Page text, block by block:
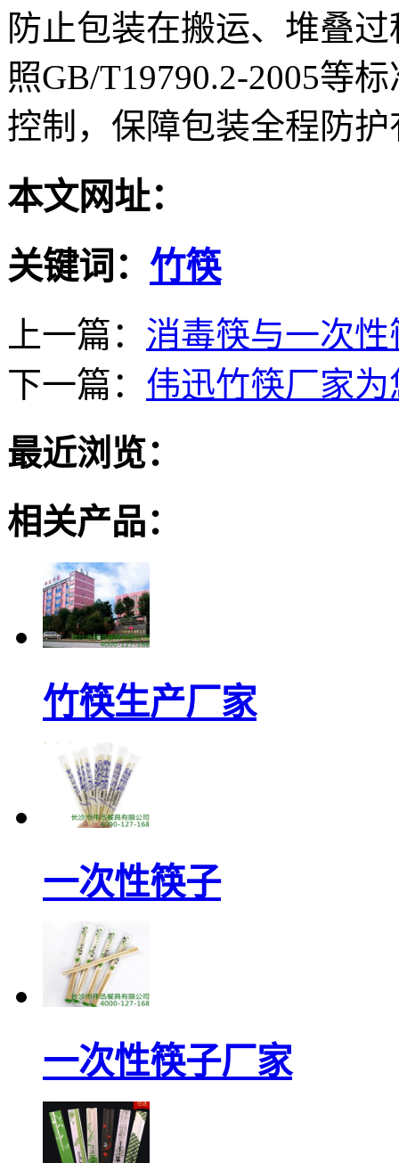
防止包装在搬运、堆叠
照GB/T19790.2-2005等
控制，保障包装全程防护
本文网址：
关键词： 竹筷
上一篇： 消毒筷与一次
下一篇： 伟迅竹筷厂家
最近浏览：
相关产品：
竹筷生产厂家
一次性筷子
一次性筷子厂家